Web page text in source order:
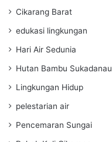
Cikarang Barat
edukasi lingkungan
Hari Air Sedunia
Hutan Bambu Sukadanau
Lingkungan Hidup
pelestarian air
Pencemaran Sungai